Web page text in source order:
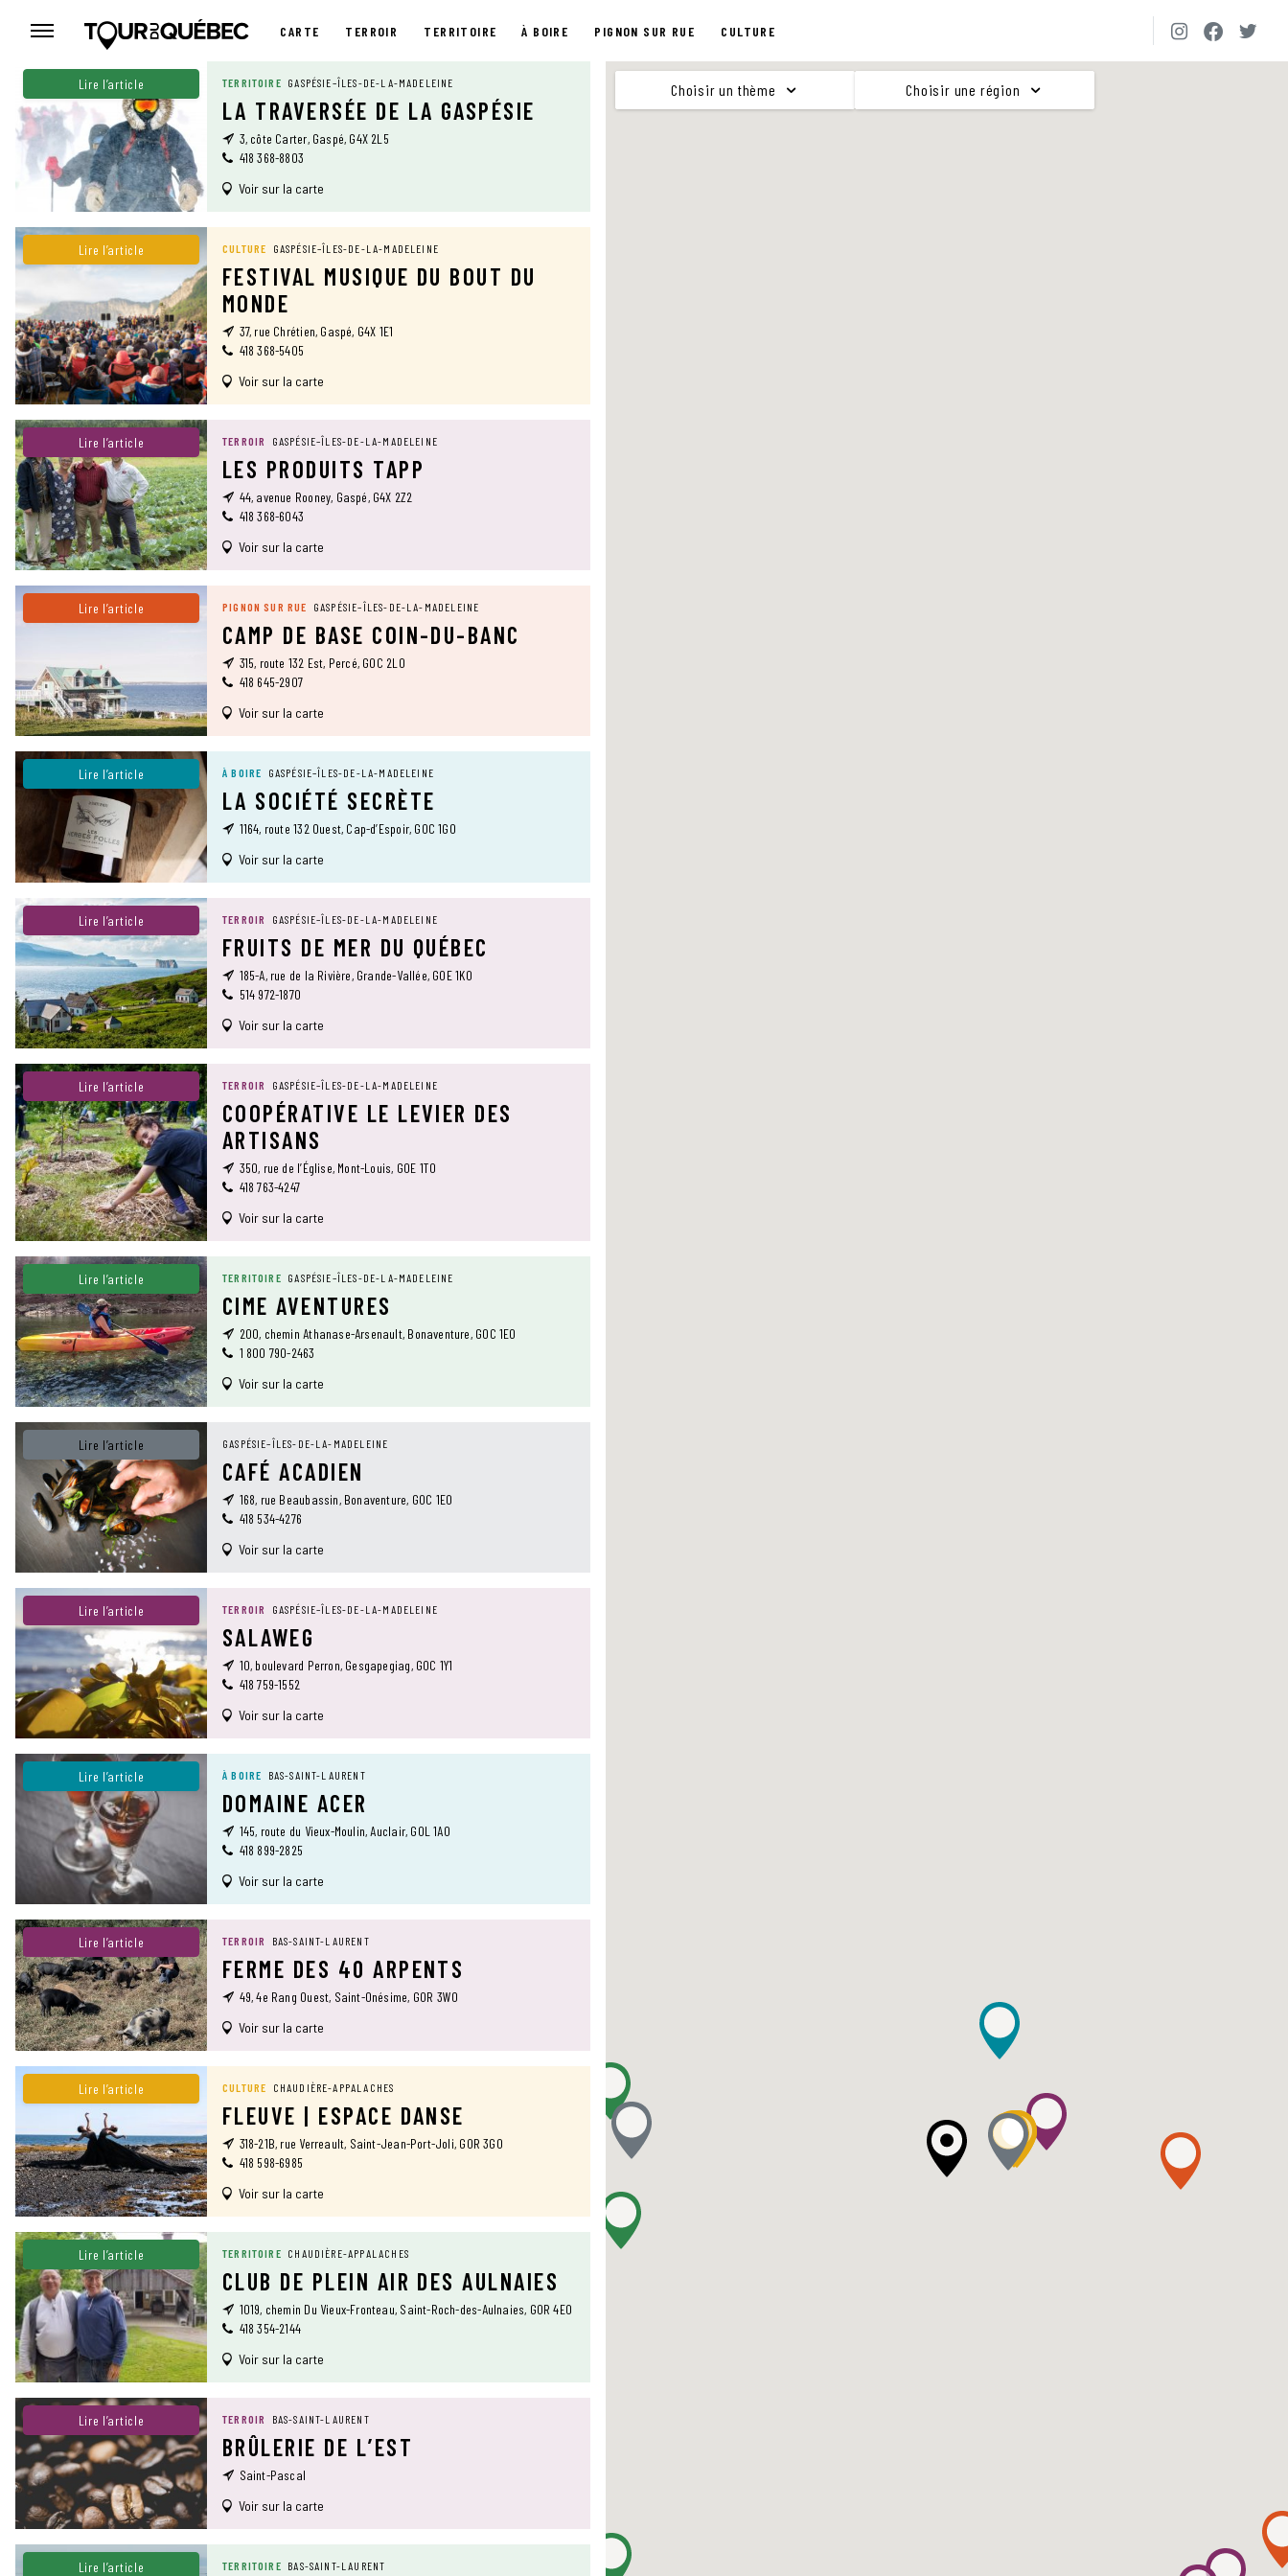
CARTE TERROIR TERRITOIRE À BOIRE PIGNON SUR RUE CULTURE
CARTE Choisir un thème Choisir une région
Lire l’article TERRITOIRE GASPÉSIE–ÎLES-DE-LA-MADELEINE
LA TRAVERSÉE DE LA GASPÉSIE
3, côte Carter, Gaspé, G4X 2L5
418 368-8803
Voir sur la carte
Lire l’article CULTURE GASPÉSIE–ÎLES-DE-LA-MADELEINE
FESTIVAL MUSIQUE DU BOUT DU
MONDE
37, rue Chrétien, Gaspé, G4X 1E1
418 368-5405
Voir sur la carte
Lire l’article TERROIR GASPÉSIE–ÎLES-DE-LA-MADELEINE
LES PRODUITS TAPP
44, avenue Rooney, Gaspé, G4X 2Z2
418 368-6043
Voir sur la carte
Lire l’article PIGNON SUR RUE GASPÉSIE–ÎLES-DE-LA-MADELEINE
CAMP DE BASE COIN-DU-BANC
315, route 132 Est, Percé, G0C 2L0
418 645-2907
Voir sur la carte
Lire l’article À BOIRE GASPÉSIE–ÎLES-DE-LA-MADELEINE
LA SOCIÉTÉ SECRÈTE
1164, route 132 Ouest, Cap-d’Espoir, G0C 1G0
Voir sur la carte
Lire l’article TERROIR GASPÉSIE–ÎLES-DE-LA-MADELEINE
FRUITS DE MER DU QUÉBEC
185-A, rue de la Rivière, Grande-Vallée, G0E 1K0
514 972-1870
Voir sur la carte
Lire l’article TERROIR GASPÉSIE–ÎLES-DE-LA-MADELEINE
COOPÉRATIVE LE LEVIER DES
ARTISANS
350, rue de l’Église, Mont-Louis, G0E 1T0
418 763-4247
Voir sur la carte
Lire l’article TERRITOIRE GASPÉSIE–ÎLES-DE-LA-MADELEINE
CIME AVENTURES
200, chemin Athanase-Arsenault, Bonaventure, G0C 1E0
1 800 790-2463
Voir sur la carte
Lire l’article GASPÉSIE–ÎLES-DE-LA-MADELEINE
CAFÉ ACADIEN
168, rue Beaubassin, Bonaventure, G0C 1E0
418 534-4276
Voir sur la carte
Lire l’article TERROIR GASPÉSIE–ÎLES-DE-LA-MADELEINE
SALAWEG
10, boulevard Perron, Gesgapegiag, G0C 1Y1
418 759-1552
Voir sur la carte
Lire l’article À BOIRE BAS-SAINT-LAURENT
DOMAINE ACER
145, route du Vieux-Moulin, Auclair, G0L 1A0
418 899-2825
Voir sur la carte
Lire l’article TERROIR BAS-SAINT-LAURENT
FERME DES 40 ARPENTS
49, 4e Rang Ouest, Saint-Onésime, G0R 3W0
Voir sur la carte
Lire l’article CULTURE CHAUDIÈRE-APPALACHES
FLEUVE | ESPACE DANSE
318-21B, rue Verreault, Saint-Jean-Port-Joli, G0R 3G0
418 598-6985
Voir sur la carte
Lire l’article TERRITOIRE CHAUDIÈRE-APPALACHES
CLUB DE PLEIN AIR DES AULNAIES
1019, chemin Du Vieux-Fronteau, Saint-Roch-des-Aulnaies, G0R 4E0
418 354-2144
Voir sur la carte
Lire l’article TERROIR BAS-SAINT-LAURENT
BRÛLERIE DE L’EST
Saint-Pascal
Voir sur la carte
Lire l’article TERRITOIRE BAS-SAINT-LAURENT